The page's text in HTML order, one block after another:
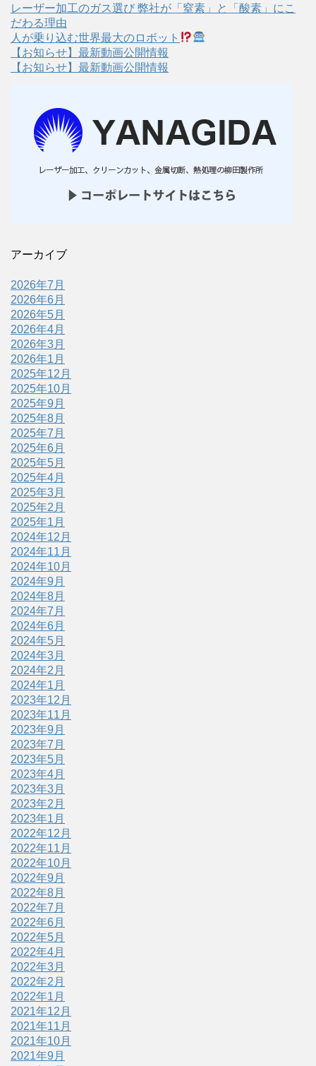
レーザー加工のガス選び 弊社が「窒素」と「酸素」にこ
だわる理由
人が乗り込む世界最大のロボット
【お知らせ】最新動画公開情報
【お知らせ】最新動画公開情報
アーカイブ
2026年7月
2026年6月
2026年5月
2026年4月
2026年3月
2026年1月
2025年12月
2025年10月
2025年9月
2025年8月
2025年7月
2025年6月
2025年5月
2025年4月
2025年3月
2025年2月
2025年1月
2024年12月
2024年11月
2024年10月
2024年9月
2024年8月
2024年7月
2024年6月
2024年5月
2024年3月
2024年2月
2024年1月
2023年12月
2023年11月
2023年9月
2023年7月
2023年5月
2023年4月
2023年3月
2023年2月
2023年1月
2022年12月
2022年11月
2022年10月
2022年9月
2022年8月
2022年7月
2022年6月
2022年5月
2022年4月
2022年3月
2022年2月
2022年1月
2021年12月
2021年11月
2021年10月
2021年9月